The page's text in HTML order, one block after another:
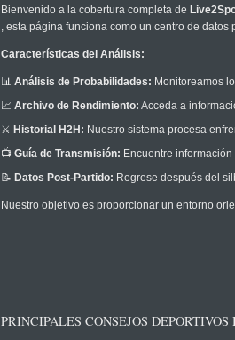
Bienvenido a la cobertura completa de
, esta página funciona como un centro de datos
Características del Análisis:
📊 Análisis de Probabilidades: Monitoreamos
📈 Archivo de Rendimiento: Acceda a
⚔️ Historial H2H: Nuestro sistema procesa
📺 Guía de Transmisión: Encuentre
📝 Datos Post-Partido: Regrese después del
Nuestro objetivo es proporcionar un entorno
PRINCIPALES CONSEJOS DEPORTIVOS